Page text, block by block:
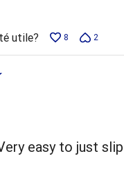
utile? 8 2
easy to just